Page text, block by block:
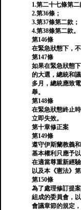
1.第二十七條第二
2.第36條；
3.第37條第二款；
4.第38條第二款。
第146條
在緊急狀態下，不
第147條
如果在緊急狀態
的大選，總統和
多月，總統應致
舉。
第148條
在緊急狀態終止
立即失效。
第十章修正案
第149條
遵守伊斯蘭教義
基本權利只應予
在適當尊重新經
以及本《憲法》
第150條
為了處理修訂提
組成的委員會，
會議章節的規定